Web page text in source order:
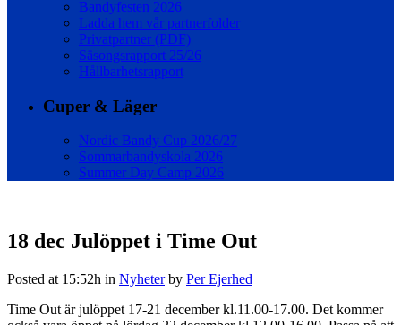
Bandyfesten 2026
Ladda hem vår partnerfolder
Privatpartner (PDF)
Säsongsrapport 25/26
Hållbarhetsrapport
Cuper & Läger
Nordic Bandy Cup 2026/27
Sommarbandyskola 2026
Summer Day Camp 2026
18 dec Julöppet i Time Out
Posted at 15:52h in Nyheter by Per Ejerhed
Time Out är julöppet 17-21 december kl.11.00-17.00. Det kommer